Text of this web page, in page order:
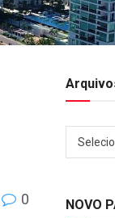
0 NOVO